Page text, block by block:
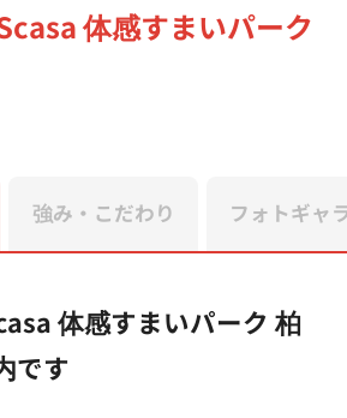
体感すまいパーク
強み・こだわり フォトギャ
体感すまいパーク 柏
です